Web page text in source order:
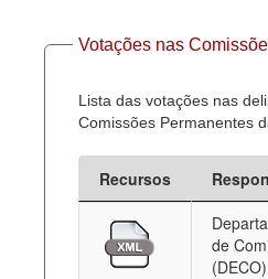
Votações nas
Lista das votações nas
Comissões Permanentes
Recursos
de
(DECO)